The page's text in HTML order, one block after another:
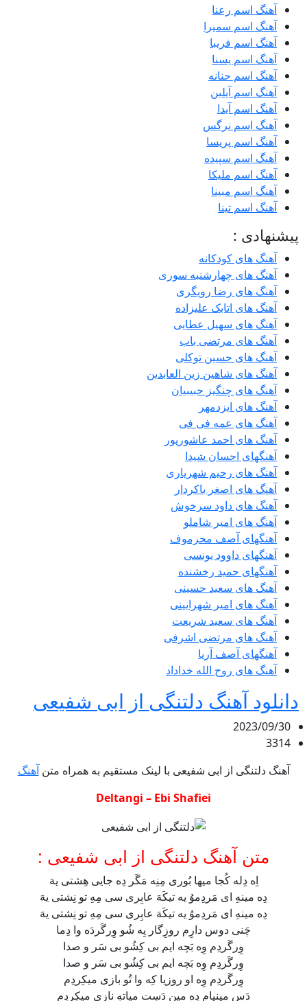
آهنگ اسم رعنا
آهنگ اسم سمیرا
آهنگ اسم فریبا
آهنگ اسم یسنا
آهنگ اسم حنانه
آهنگ اسم آیلین
آهنگ اسم آیدا
آهنگ اسم نرگس
آهنگ اسم پریسا
آهنگ اسم سپیده
آهنگ اسم ملیکا
آهنگ اسم مبینا
آهنگ اسم تینا
پیشنهادی :
آهنگ های کودکانه
آهنگ های چهارشنبه سوری
آهنگ های رضا رویگری
آهنگ های اتابک علیزاده
آهنگ های سهیل عطایی
آهنگ های مرتضی باب
آهنگ های حسین توکلی
آهنگ های شاهین زین العابدین
آهنگ های چنگیز حبیبیان
آهنگ های ایزدمهر
آهنگ های عمه فی فی
آهنگ های احمد عاشورپور
آهنگهای احسان شیدا
آهنگ های رحیم شهریاری
آهنگ های اصغر باکردار
آهنگ های داود سرخوش
آهنگ های امیر شاملو
آهنگهای آصف محرموف
آهنگهای داوود یونسی
آهنگهای حمید رخشنده
آهنگ های سعید حسینی
آهنگ های امیر شهرایینی
آهنگ های سعید شریعت
آهنگ های مرتضی اشرفی
آهنگهای آصف آریا
آهنگ های روح الله خداداد
دانلود آهنگ دلتنگی از ابی شفیعی
2023/09/30
3314
آهنگ دلتنگی از ابی شفیعی با لینک مستقیم به همراه متنآهنگ
Deltangi – Ebi Shafiei
متن آهنگ دلتنگی از ابی شفیعی :
اِه دِله کُجا میها بُوری مِنِه مَگَر دِه جایی هِشتی یهَ
دِه مینهِ ای مَردِموُ یه تیکَهَ عابِری سی مِهِ تو نِشتی یهَ
دِه مینهِ ای مَردِموُ یه تیکَهَ عابِری سی مِهِ تو نِشتی یهَ
چَنی دوس دارِم روزِگار یِه شُو وِرگَردَه وا دِما
وِرگَردِم وِه بَچه ایم بی کِشُو بی سَر و صدا
وِرگَردِم وِه بَچه ایم بی کِشُو بی سَر و صدا
وِرگَردِم وِه او روزیا کِه وا تُو بازی میکِردِم
دَس مینیام دِه مین دَسِت میاتهِ نازی میکِردِم